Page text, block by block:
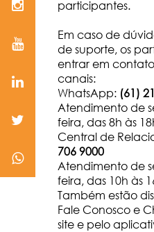
participantes.
Em caso de
de suporte, os
entrar em
canais:
WhatsApp: (61)
Atendimento de
feira, das 8h às
Central de
706 9000
Atendimento de
feira, das 10h às
Também estão
Fale Conosco e
site e pelo